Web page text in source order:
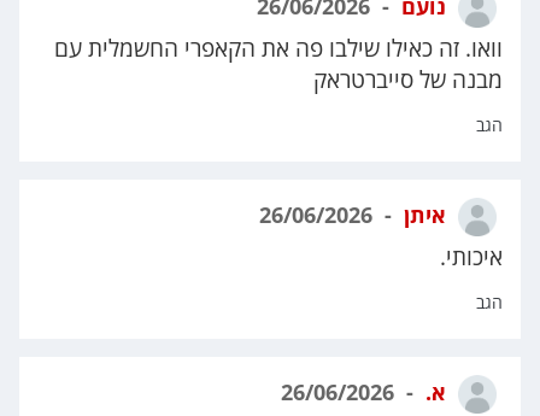
נועם
וואו. זה כאילו שילבו פה את הקאפרי החשמלית עם
מבנה של סייברטראק
הגב
איתן
איכותי.
הגב
א.